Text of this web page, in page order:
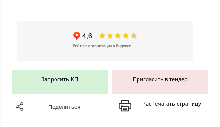
Запросить КП Пригласить в тендер
Поделиться Распечатать страницу